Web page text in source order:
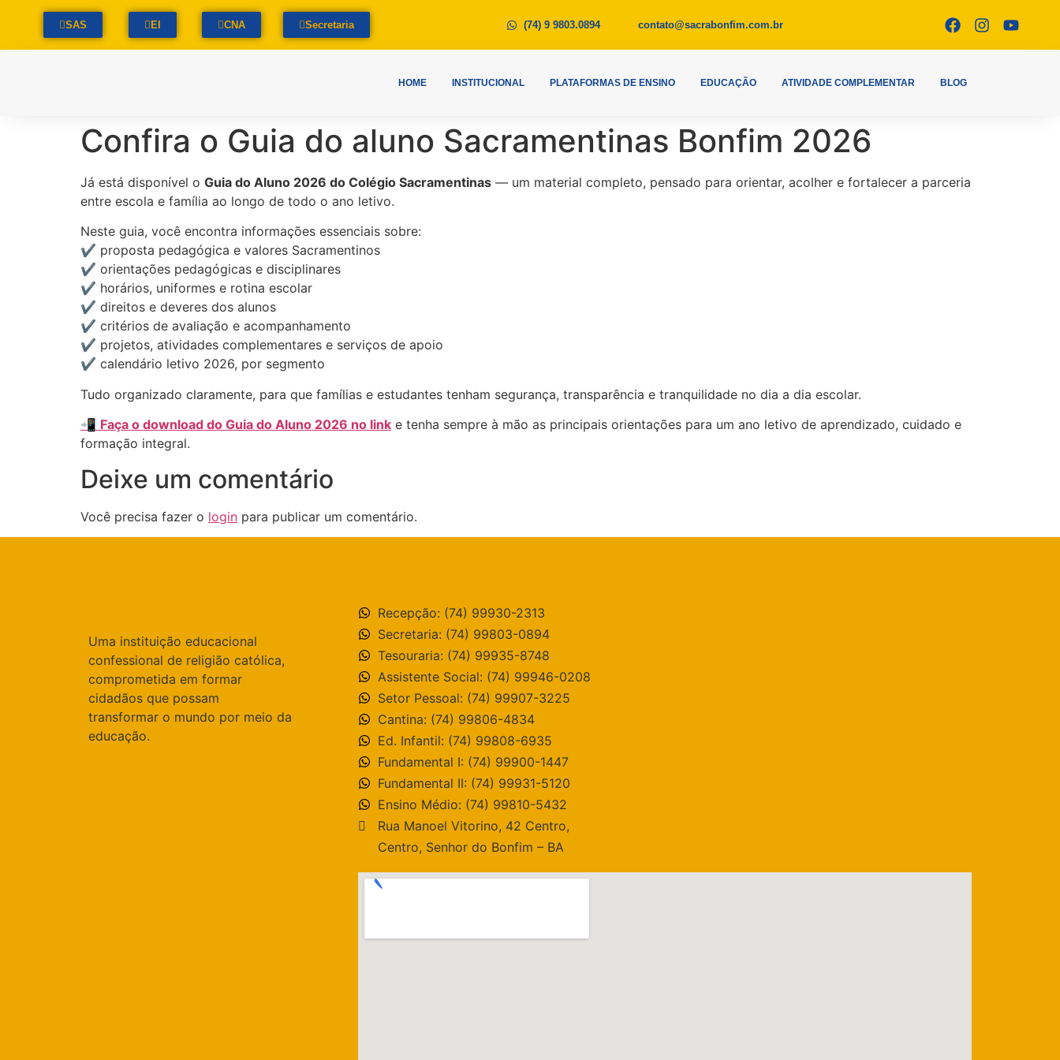
SAS EI CNA Secretaria (74) 9 9803.0894 contato@sacrabonfim.com.br
HOME INSTITUCIONAL PLATAFORMAS DE ENSINO EDUCAÇÃO ATIVIDADE COMPLEMENTAR BLOG
Confira o Guia do aluno Sacramentinas Bonfim 2026
Já está disponível o Guia do Aluno 2026 do Colégio Sacramentinas — um material completo, pensado para orientar, acolher e fortalecer a parceria
entre escola e família ao longo de todo o ano letivo.
Neste guia, você encontra informações essenciais sobre:
✔️ proposta pedagógica e valores Sacramentinos
✔️ orientações pedagógicas e disciplinares
✔️ horários, uniformes e rotina escolar
✔️ direitos e deveres dos alunos
✔️ critérios de avaliação e acompanhamento
✔️ projetos, atividades complementares e serviços de apoio
✔️ calendário letivo 2026, por segmento
Tudo organizado claramente, para que famílias e estudantes tenham segurança, transparência e tranquilidade no dia a dia escolar.
📲 Faça o download do Guia do Aluno 2026 no link e tenha sempre à mão as principais orientações para um ano letivo de aprendizado, cuidado e
formação integral.
Deixe um comentário
Você precisa fazer o login para publicar um comentário.
Uma instituição educacional
confessional de religião católica,
comprometida em formar
cidadãos que possam
transformar o mundo por meio da
educação.
Recepção: (74) 99930-2313
Secretaria: (74) 99803-0894
Tesouraria: (74) 99935-8748
Assistente Social: (74) 99946-0208
Setor Pessoal: (74) 99907-3225
Cantina: (74) 99806-4834
Ed. Infantil: (74) 99808-6935
Fundamental I: (74) 99900-1447
Fundamental II: (74) 99931-5120
Ensino Médio: (74) 99810-5432
Rua Manoel Vitorino, 42 Centro,
Centro, Senhor do Bonfim – BA